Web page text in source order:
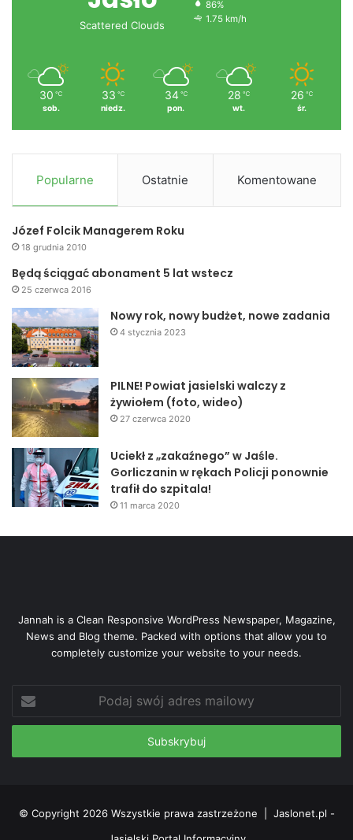
Scattered Clouds
86%
1.75 km/h
30 ℃
sob.
33 ℃
niedz.
34 ℃
pon.
28 ℃
wt.
26 ℃
śr.
Popularne Ostatnie Komentowane
Józef Folcik Managerem Roku
18 grudnia 2010
Będą ściągać abonament 5 lat wstecz
25 czerwca 2016
Nowy rok, nowy budżet, nowe zadania
4 stycznia 2023
PILNE! Powiat jasielski walczy z
żywiołem (foto, wideo)
27 czerwca 2020
Uciekł z „zakaźnego” w Jaśle.
Gorliczanin w rękach Policji ponownie
trafił do szpitala!
11 marca 2020
Jannah is a Clean Responsive WordPress Newspaper, Magazine,
News and Blog theme. Packed with options that allow you to
completely customize your website to your needs.
Podaj
swój
adres
© Copyright 2026 Wszystkie prawa zastrzeżone | Jaslonet.pl -